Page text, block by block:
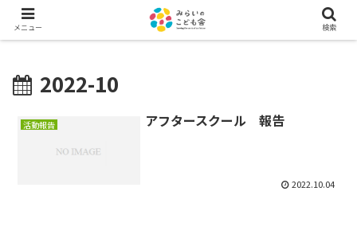
2022-10
活動報告 アフタースクール 報告
2022.10.04
メニュー 検索